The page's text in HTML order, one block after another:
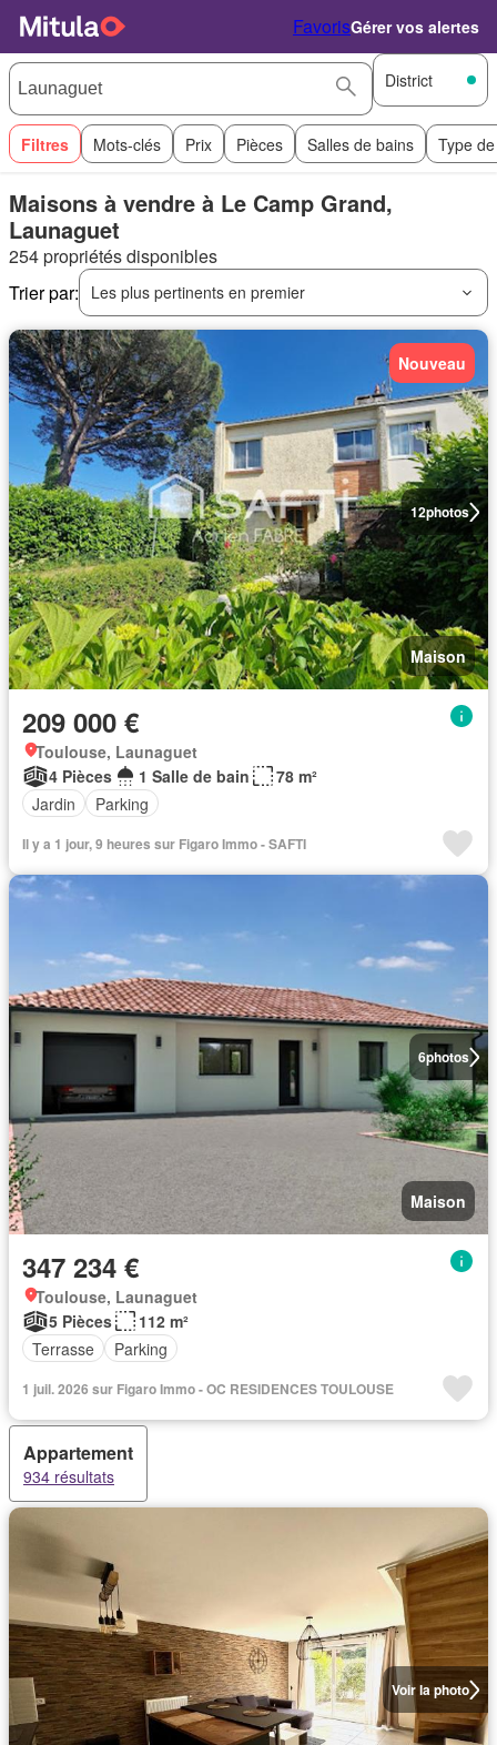
FavorisGérer vos alertes
District
Filtres Mots-clés Prix Pièces Salles de bains Type
Maisons à vendre à Le Camp Grand,
Launaguet
254 propriétés disponibles
Trier par:
Les plus pertinents en premier
12photos
Nouveau
Maison
209 000 €
Toulouse, Launaguet
4 Pièces
1 Salle de bain
78 m²
Jardin
Parking
Il y a 1 jour, 9 heures sur Figaro Immo - SAFTI
6photos
Maison
347 234 €
Toulouse, Launaguet
5 Pièces
112 m²
Terrasse
Parking
1 juil. 2026 sur Figaro Immo - OC RESIDENCES TOULOUSE
Appartement
934 résultats
Voir la photo